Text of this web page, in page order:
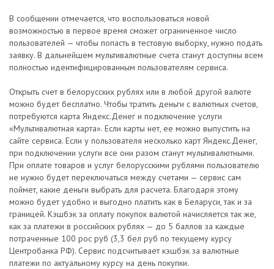
В сообщении отмечается, что воспользоваться новой
возможностью в первое время сможет ограниченное число
пользователей — чтобы попасть в тестовую выборку, нужно подать
заявку. В дальнейшем мультивалютные счета станут доступны всем
полностью идентифицированным пользователям сервиса.
Открыть счет в белорусских рублях или в любой другой валюте
можно будет бесплатно. Чтобы тратить деньги с валютных счетов,
потребуются карта Яндекс.Денег и подключение услуги
«Мультивалютная карта». Если карты нет, ее можно выпустить на
сайте сервиса. Если у пользователя несколько карт Яндекс.Денег,
при подключении услуги все они разом станут мультивалютными.
При оплате товаров и услуг белорусскими рублями пользователю
не нужно будет переключаться между счетами — сервис сам
поймет, какие деньги выбрать для расчета. Благодаря этому
можно будет удобно и выгодно платить как в Беларуси, так и за
границей. Кэшбэк за оплату покупок валютой начисляется так же,
как за платежи в российских рублях — до 5 баллов за каждые
потраченные 100 рос руб (3,3 бел руб по текущему курсу
Центробанка РФ). Сервис подсчитывает кэшбэк за валютные
платежи по актуальному курсу на день покупки.